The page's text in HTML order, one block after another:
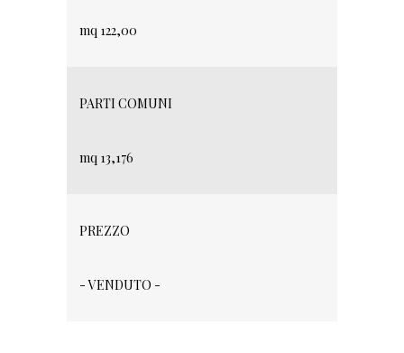
mq 122,00
PARTI COMUNI
mq 13,176
PREZZO
- VENDUTO -